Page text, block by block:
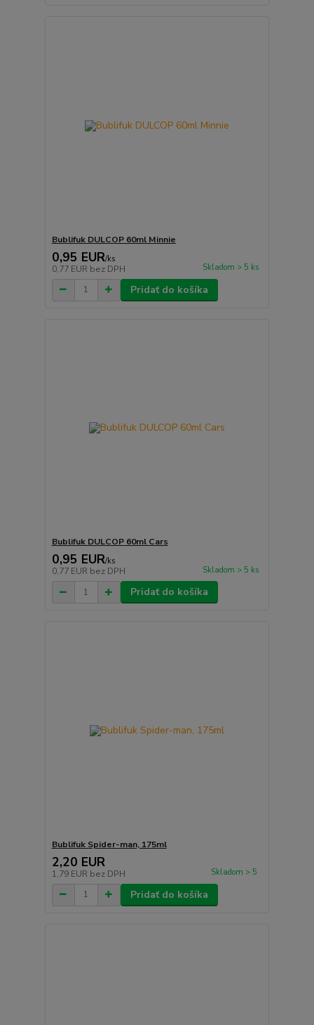
Bublifuk DULCOP 60ml Minnie
0,95 EUR/ks
0,77 EUR bez DPH Skladom > 5 ks
Pridať do košíka
Bublifuk DULCOP 60ml Cars
0,95 EUR/ks
0,77 EUR bez DPH Skladom > 5 ks
Pridať do košíka
Bublifuk Spider-man, 175ml
2,20 EUR
1,79 EUR bez DPH Skladom > 5
Pridať do košíka